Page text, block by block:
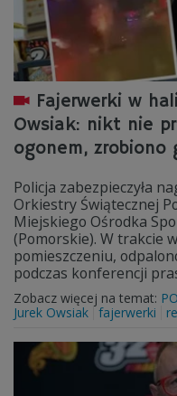
Fajerwerki w
Owsiak: nikt nie
ogonem, zrobiono
Policja zabezpieczyła
Orkiestry Świątecznej
Miejskiego Ośrodka
(Pomorskie). W trakcie
pomieszczeniu,
podczas konferencji
Zobacz więcej na temat:
Jurek Owsiak fajerwerki